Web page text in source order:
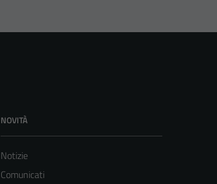
NOVITÀ
Notizie
Comunicati